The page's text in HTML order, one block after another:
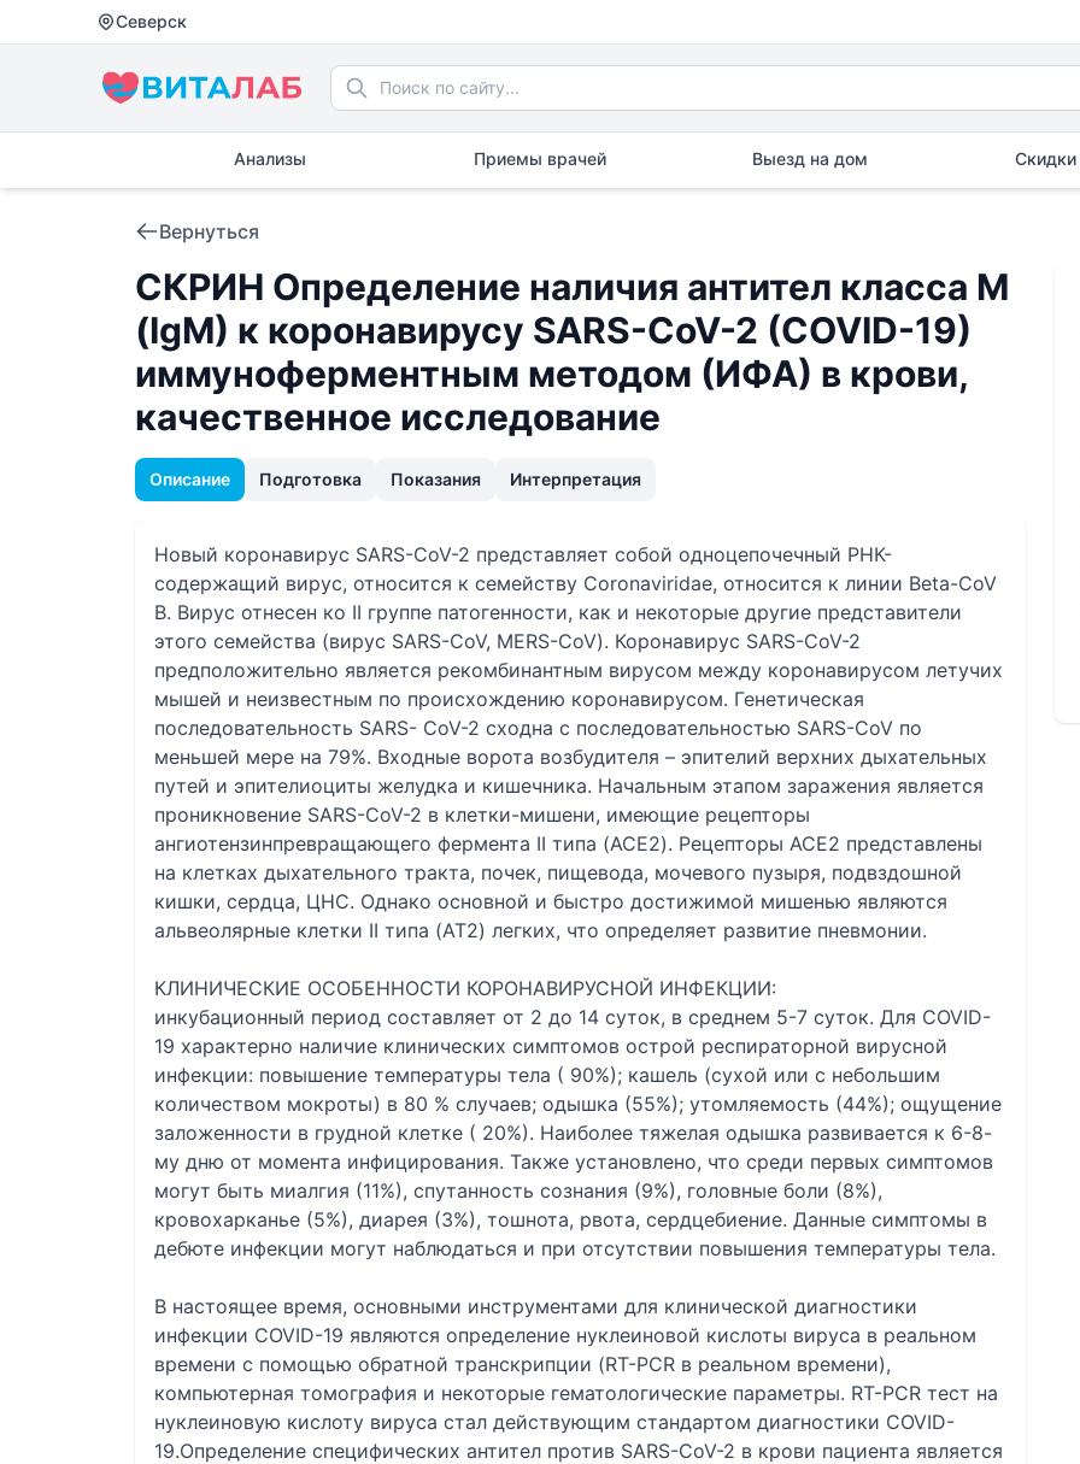
Северск
Анализы Приемы врачей Выезд на дом Скидки
Вернуться
СКРИН Определение наличия антител класса M
(IgM) к коронавирусу SARS-CoV-2 (COVID-19)
иммуноферментным методом (ИФА) в крови,
качественное исследование
Описание Подготовка Показания Интерпретация
Новый коронавирус SARS-CoV-2 представляет собой одноцепочечный РНК-
содержащий вирус, относится к семейству Coronaviridae, относится к линии Beta-CoV
B. Вирус отнесен ко II группе патогенности, как и некоторые другие представители
этого семейства (вирус SARS-CoV, MERS-CoV). Коронавирус SARS-CoV-2
предположительно является рекомбинантным вирусом между коронавирусом летучих
мышей и неизвестным по происхождению коронавирусом. Генетическая
последовательность SARS- CoV-2 сходна с последовательностью SARS-CoV по
меньшей мере на 79%. Входные ворота возбудителя – эпителий верхних дыхательных
путей и эпителиоциты желудка и кишечника. Начальным этапом заражения является
проникновение SARS-CoV-2 в клетки-мишени, имеющие рецепторы
ангиотензинпревращающего фермента II типа (ACE2). Рецепторы ACE2 представлены
на клетках дыхательного тракта, почек, пищевода, мочевого пузыря, подвздошной
кишки, сердца, ЦНС. Однако основной и быстро достижимой мишенью являются
альвеолярные клетки II типа (AT2) легких, что определяет развитие пневмонии.
КЛИНИЧЕСКИЕ ОСОБЕННОСТИ КОРОНАВИРУСНОЙ ИНФЕКЦИИ:
инкубационный период составляет от 2 до 14 суток, в среднем 5-7 суток. Для COVID-
19 характерно наличие клинических симптомов острой респираторной вирусной
инфекции: повышение температуры тела ( 90%); кашель (сухой или с небольшим
количеством мокроты) в 80 % случаев; одышка (55%); утомляемость (44%); ощущение
заложенности в грудной клетке ( 20%). Наиболее тяжелая одышка развивается к 6-8-
му дню от момента инфицирования. Также установлено, что среди первых симптомов
могут быть миалгия (11%), спутанность сознания (9%), головные боли (8%),
кровохарканье (5%), диарея (3%), тошнота, рвота, сердцебиение. Данные симптомы в
дебюте инфекции могут наблюдаться и при отсутствии повышения температуры тела.
В настоящее время, основными инструментами для клинической диагностики
инфекции COVID-19 являются определение нуклеиновой кислоты вируса в реальном
времени с помощью обратной транскрипции (RT-PCR в реальном времени),
компьютерная томография и некоторые гематологические параметры. RT-PCR тест на
нуклеиновую кислоту вируса стал действующим стандартом диагностики COVID-
19.Определение специфических антител против SARS-CoV-2 в крови пациента является